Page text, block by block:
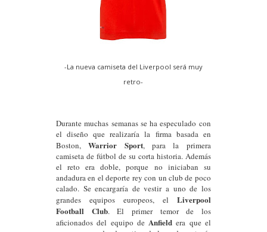
-La nueva camiseta del Liverpool será muy
retro-
Durante muchas semanas se ha especulado con
el diseño que realizaría la firma basada en
Boston,Warrior Sport, para la primera
camiseta de fútbol de su corta historia. Además
el reto era doble, porque no iniciaban su
andadura en el deporte rey con un club de poco
calado. Se encargaría de vestir a uno de los
grandes equipos europeos, el Liverpool
Football Club. El primer temor de los
aficionados del equipo deAnfieldera que el